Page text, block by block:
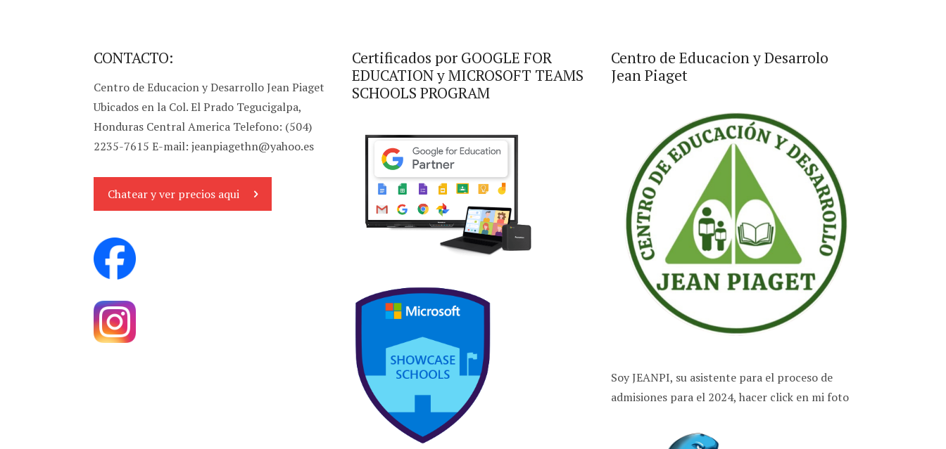
CONTACTO:
Centro de Educacion y Desarrollo Jean Piaget
Ubicados en la Col. El Prado Tegucigalpa,
Honduras Central America Telefono: (504)
2235-7615 E-mail: jeanpiagethn@yahoo.es
Chatear y ver precios aqui
Certificados por GOOGLE FOR
EDUCATION y MICROSOFT TEAMS
SCHOOLS PROGRAM
Centro de Educacion y Desarrolo
Jean Piaget
Soy JEANPI, su asistente para el proceso de
admisiones para el 2024, hacer click en mi foto